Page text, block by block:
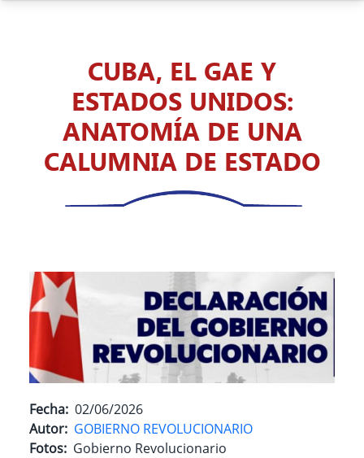
CUBA, EL GAE Y
ESTADOS UNIDOS:
ANATOMÍA DE UNA
CALUMNIA DE ESTADO
Fecha 02/06/2026
Autor GOBIERNO REVOLUCIONARIO
Fotos Gobierno Revolucionario